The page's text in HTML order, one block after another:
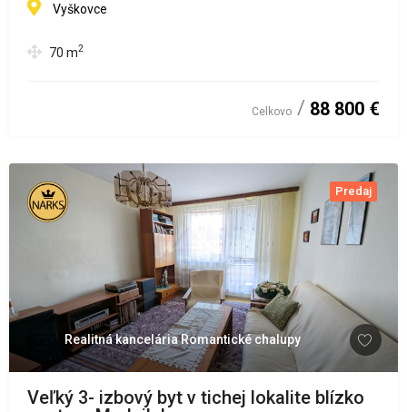
Vyškovce
70 m2
Celkovo 88 800 €
Predaj
Realitná kancelária Romantické chalupy
Veľký 3- izbový byt v tichej lokalite blízko